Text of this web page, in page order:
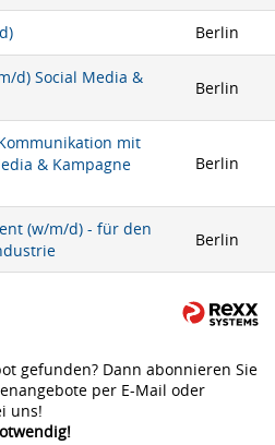
Berlin
d) Social Media &
Berlin
mit
& Kampagne
Berlin
(w/m/d) - für den
Berlin
gefunden? Dann abonnieren Sie
per E-Mail oder
uns!